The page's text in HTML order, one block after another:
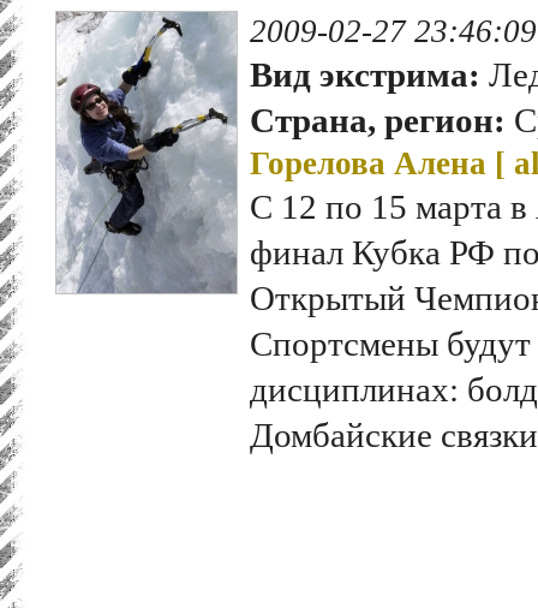
2009-02-27 23:46:09
Вид экстрима:
Страна, регион:
Горелова Алена [
С 12 по 15 марта в
финал Кубка РФ
Открытый
Спортсмены будут
дисциплинах:
Домбайские